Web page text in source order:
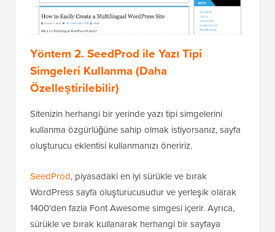
Yöntem 2. SeedProd ile Yazı Tipi
Simgeleri Kullanma (Daha
Özelleştirilebilir)
Sitenizin herhangi bir yerinde yazı tipi simgelerini
kullanma özgürlüğüne sahip olmak istiyorsanız, sayfa
oluşturucu eklentisi kullanmanızı öneririz.
SeedProd, piyasadaki en iyi sürükle ve bırak
WordPress sayfa oluşturucusudur ve yerleşik olarak
1400'den fazla Font Awesome simgesi içerir. Ayrıca,
sürükle ve bırak kullanarak herhangi bir sayfaya